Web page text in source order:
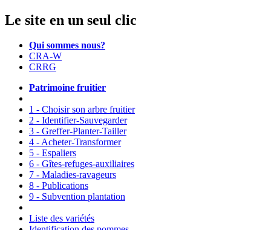
Le site en un seul clic
Qui sommes nous?
CRA-W
CRRG
Patrimoine fruitier
1 - Choisir son arbre fruitier
2 - Identifier-Sauvegarder
3 - Greffer-Planter-Tailler
4 - Acheter-Transformer
5 - Espaliers
6 - Gîtes-refuges-auxiliaires
7 - Maladies-ravageurs
8 - Publications
9 - Subvention plantation
Liste des variétés